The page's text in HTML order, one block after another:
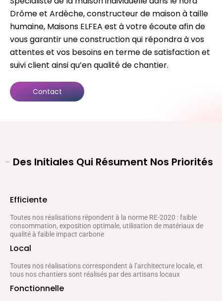
Drôme et Ardèche, constructeur de maison à taille
humaine, Maisons ELFEA est à votre écoute afin de
vous garantir une construction qui répondra à vos
attentes et vos besoins en terme de satisfaction et
suivi client ainsi qu’en qualité de chantier.
Contact
- Des Initiales Qui Résument Nos Priorités
Efficiente
Toutes nos réalisations répondent à la norme RE-2020 : faible
consommation, exposition optimale, utilisation de matériaux de
qualité à faible impact carbone
Local
Toutes nos réalisations correspondent à l’architecture locale, et
tous nos chantiers sont réalisés par des artisans locaux
Fonctionnelle